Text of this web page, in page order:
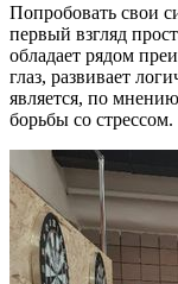
Попробовать свои
первый взгляд
обладает рядом
глаз, развивает
является, по
борьбы со стрессом.